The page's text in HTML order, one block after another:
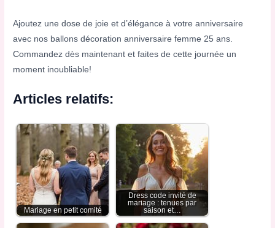
Ajoutez une dose de joie et d’élégance à votre anniversaire
avec nos ballons décoration anniversaire femme 25 ans.
Commandez dès maintenant et faites de cette journée un
moment inoubliable!
Articles relatifs:
Mariage en petit comité
Dress code invité de
mariage : tenues par
saison et…